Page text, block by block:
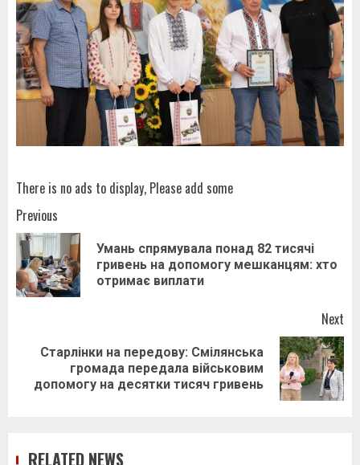
There is no ads to display, Please add some
Post
navigation
Previous
Умань спрямувала понад 82 тисячі
гривень на допомогу мешканцям: хто
отримає виплати
Next
post:
Старлінки на передову: Смілянська
громада передала військовим
допомогу на десятки тисяч гривень
RELATED NEWS